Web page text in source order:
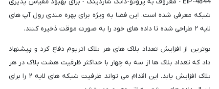
شبکه معرفی شده است. این فضا به ویژه برای بهره مندی رول آپ های
لایه ۲ طراحی شده تا داده های خود را به صورت موقت ذخیره کنند.
بوترین از افزایش تعداد بلاک های هر بلاک اتریوم دفاع کرد و پیشنهاد
داد که تعداد بلاک ها از سه به چهار با حداکثر ظرفیت هشت بلاک در هر
بلاک افزایش یابد. این اقدام می تواند ظرفیت شبکه های لایه ۲ را برای